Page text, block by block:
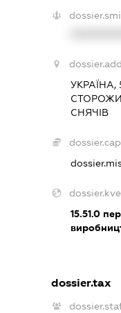
УКРАЇНА,
СНЯЧІВ
15.51.0
dossier.tax